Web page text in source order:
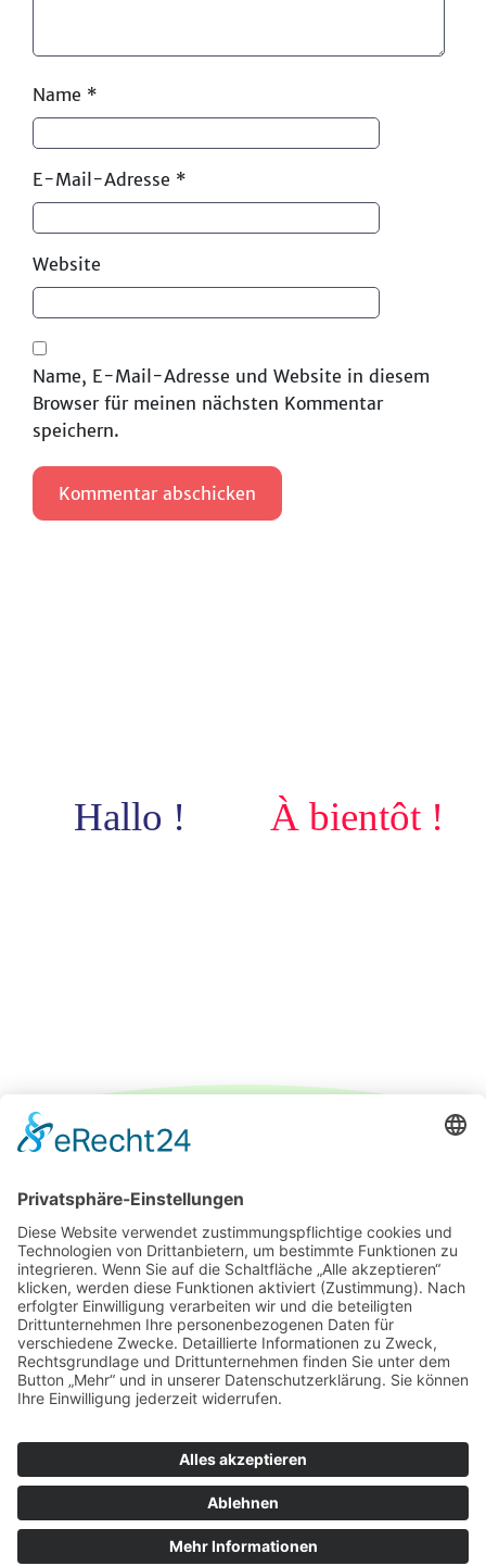
Name *
E-Mail-Adresse *
Website
Name, E-Mail-Adresse und Website in diesem
Browser für meinen nächsten Kommentar
speichern.
Hallo ! À bientôt !
IMPRESSUM DATENSCHUTZERKLÄRUNG
PARTNER ÜBER UNS KONTAKT
© 2026 DEUTSCH-FRANZÖSISCHE GESELLSCHAFT
LEIPZIG